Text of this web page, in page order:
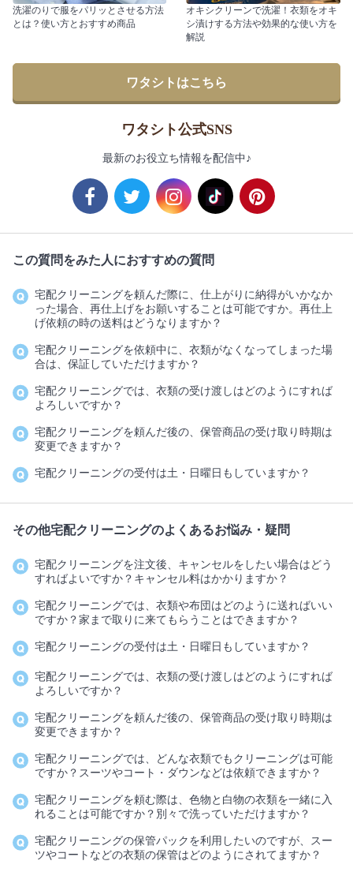
洗濯のりで服をパリッとさせる方法
とは？使い方とおすすめ商品
オキシクリーンで洗濯！衣類をオキ
シ漬けする方法や効果的な使い方を
解説
ワタシトはこちら
ワタシト公式SNS
最新のお役立ち情報を配信中♪
この質問をみた人におすすめの質問
宅配クリーニングを頼んだ際に、仕上がりに納得がいかなか
った場合、再仕上げをお願いすることは可能ですか。再仕上
げ依頼の時の送料はどうなりますか？
宅配クリーニングを依頼中に、衣類がなくなってしまった場
合は、保証していただけますか？
宅配クリーニングでは、衣類の受け渡しはどのようにすれば
よろしいですか？
宅配クリーニングを頼んだ後の、保管商品の受け取り時期は
変更できますか？
宅配クリーニングの受付は土・日曜日もしていますか？
その他宅配クリーニングのよくあるお悩み・疑問
宅配クリーニングを注文後、キャンセルをしたい場合はどう
すればよいですか？キャンセル料はかかりますか？
宅配クリーニングでは、衣類や布団はどのように送ればいい
ですか？家まで取りに来てもらうことはできますか？
宅配クリーニングの受付は土・日曜日もしていますか？
宅配クリーニングでは、衣類の受け渡しはどのようにすれば
よろしいですか？
宅配クリーニングを頼んだ後の、保管商品の受け取り時期は
変更できますか？
宅配クリーニングでは、どんな衣類でもクリーニングは可能
ですか？スーツやコート・ダウンなどは依頼できますか？
宅配クリーニングを頼む際は、色物と白物の衣類を一緒に入
れることは可能ですか？別々で洗っていただけますか？
宅配クリーニングの保管パックを利用したいのですが、スー
ツやコートなどの衣類の保管はどのようにされてますか？